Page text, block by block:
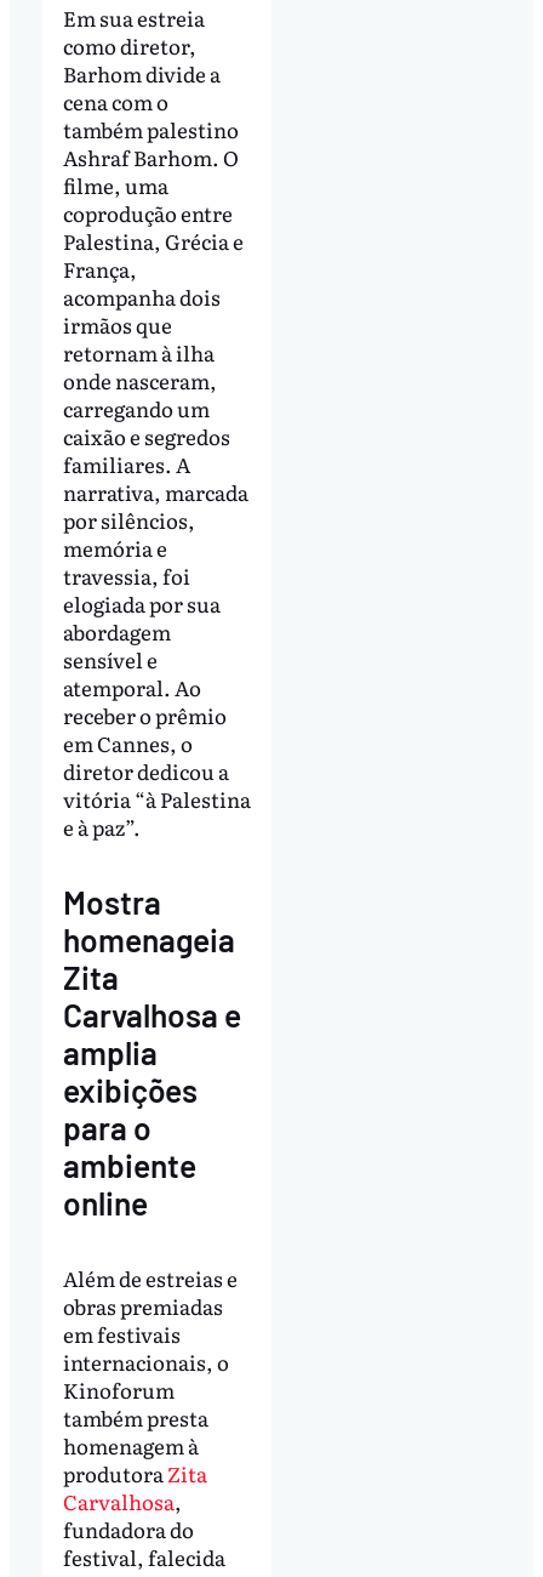
Em sua estreia
como diretor,
Barhom divide a
cena com o
também palestino
Ashraf Barhom. O
filme, uma
coprodução entre
Palestina, Grécia e
França,
acompanha dois
irmãos que
retornam à ilha
onde nasceram,
carregando um
caixão e segredos
familiares. A
narrativa, marcada
por silêncios,
memória e
travessia, foi
elogiada por sua
abordagem
sensível e
atemporal. Ao
receber o prêmio
em Cannes, o
diretor dedicou a
vitória “à Palestina
e à paz”.
Mostra
homenageia
Zita
Carvalhosa e
amplia
exibições
para o
ambiente
online
Além de estreias e
obras premiadas
em festivais
internacionais, o
Kinoforum
também presta
homenagem à
produtoraZita
Carvalhosa,
fundadora do
festival, falecida